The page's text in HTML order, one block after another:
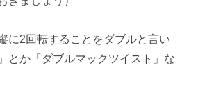
に2回転することをダブルと言い
とか「ダブルマックツイスト」な